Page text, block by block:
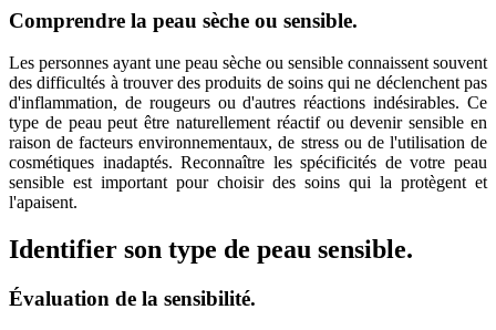
Comprendre la peau sèche ou sensible.
Les personnes ayant une peau sèche ou sensible connaissent souvent
des difficultés à trouver des produits de soins qui ne déclenchent pas
d'inflammation, de rougeurs ou d'autres réactions indésirables. Ce
type de peau peut être naturellement réactif ou devenir sensible en
raison de facteurs environnementaux, de stress ou de l'utilisation de
cosmétiques inadaptés. Reconnaître les spécificités de votre peau
sensible est important pour choisir des soins qui la protègent et
l'apaisent.
Identifier son type de peau sensible.
Évaluation de la sensibilité.